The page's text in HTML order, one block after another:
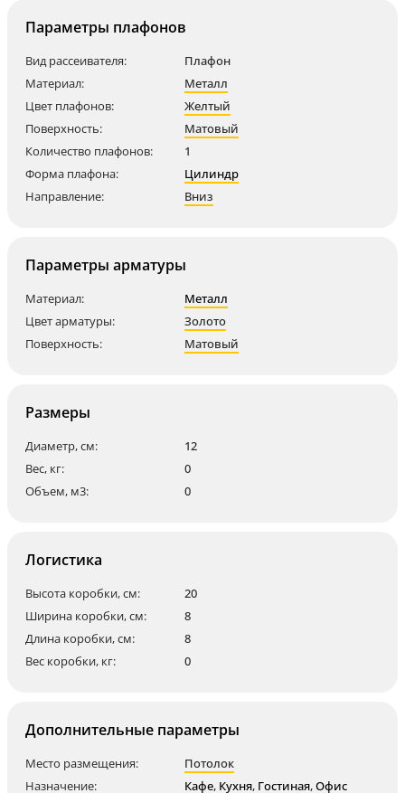
Параметры плафонов
Вид рассеивателя:
Плафон
Материал:
Металл
Цвет плафонов:
Желтый
Поверхность:
Матовый
Количество плафонов:
1
Форма плафона:
Цилиндр
Направление:
Вниз
Параметры арматуры
Материал:
Металл
Цвет арматуры:
Золото
Поверхность:
Матовый
Размеры
Диаметр, см:
12
Вес, кг:
0
Объем, м3:
0
Логистика
Высота коробки, см:
20
Ширина коробки, см:
8
Длина коробки, см:
8
Вес коробки, кг:
0
Дополнительные параметры
Место размещения:
Потолок
Назначение:
Кафе, Кухня, Гостиная,Офис